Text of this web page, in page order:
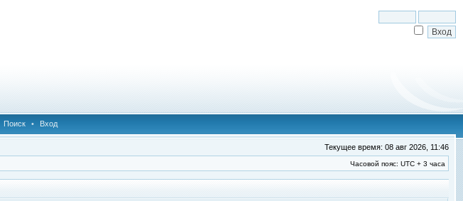
Поиск • Вход
Текущее время: 08 авг 2026, 11:46
Часовой пояс: UTC + 3 часа